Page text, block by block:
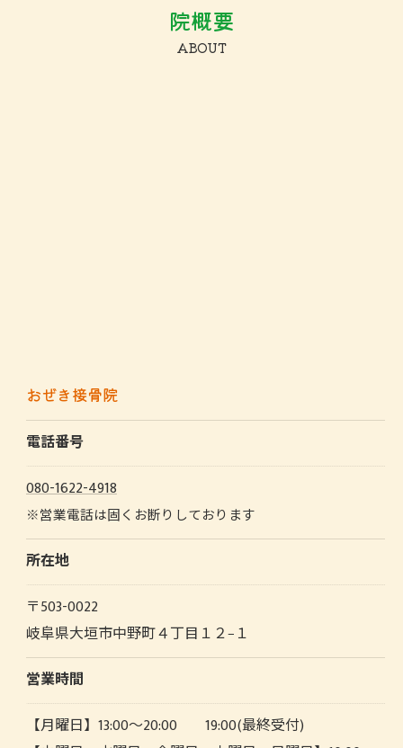
院概要
ABOUT
おぜき接骨院
電話番号
080-1622-4918
※営業電話は固くお断りしております
所在地
〒503-0022
岐阜県大垣市中野町４丁目１２−１
営業時間
【月曜日】13:00～20:00 19:00(最終受付)